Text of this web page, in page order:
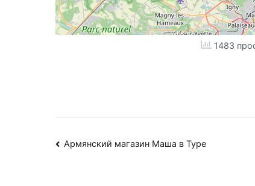
1483
Навигация
Армянский магазин Маша в Туре